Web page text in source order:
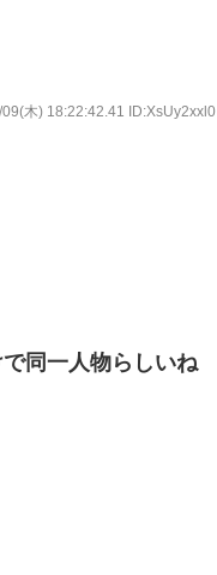
木) 18:22:42.41 ID:XsUy2xxl0
同一人物らしいね